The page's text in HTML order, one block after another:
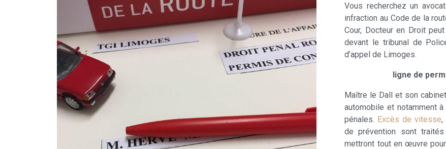
Vous recherchez un
infraction au Code de la
Cour, Docteur en Droit
devant le tribunal de
d’appel de Limoges.
ligne de
Maître le Dall et son
automobile et notamment
pénales. Excès de vitesse,
de prévention sont
mettront tout en œuvre